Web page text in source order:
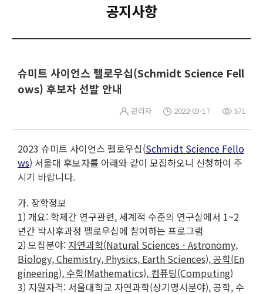
공지사항
슈미트 사이언스 펠로우십(Schmidt Science Fell
ows) 후보자 선발 안내
관리자 2022-03-17 571
2023 슈미트 사이언스 펠로우십(Schmidt Science Fello
ws) 서울대 후보자를 아래와 같이 모집하오니 신청하여 주
시기 바랍니다.
가. 장학정보
1) 개요: 학제간 연구관련, 세계적 수준의 연구실에서 1~2
년간 박사후과정 펠로우십에 참여하는 프로그램
2) 모집분야: 자연과학(Natural Sciences - Astronomy,
Biology, Chemistry, Physics, Earth Sciences),공학(En
gineering), 수학(Mathematics), 컴퓨팅(Computing)
3) 지원자격: 서울대학교 자연과학(상기명시분야), 공학, 수